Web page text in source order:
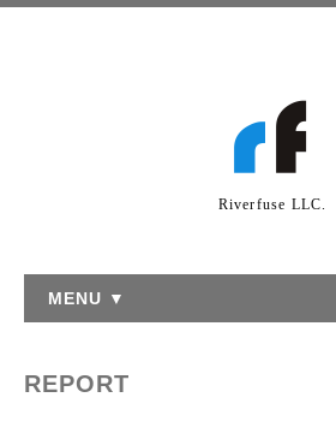
Riverfuse LLC.
MENU ▼
REPORT